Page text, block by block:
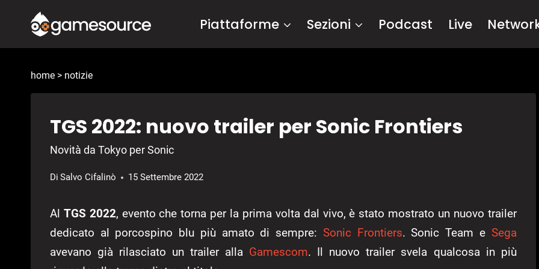
contenuto
Piattaforme Sezioni Podcast Live
home > notizie
TGS 2022: nuovo trailer per Sonic Frontiers
Novità da Tokyo per Sonic
Di Salvo Cifalinò 15 Settembre 2022
Al TGS 2022, evento che torna per la prima volta dal vivo, è stato mostrato un nuovo trailer
dedicato al porcospino blu più amato di sempre: Sonic Frontiers. Sonic Team e Sega
avevano già rilasciato un trailer alla Gamescom. Il nuovo trailer svela qualcosa in più